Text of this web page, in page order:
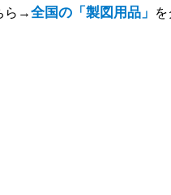
ら→全国の「製図用品」